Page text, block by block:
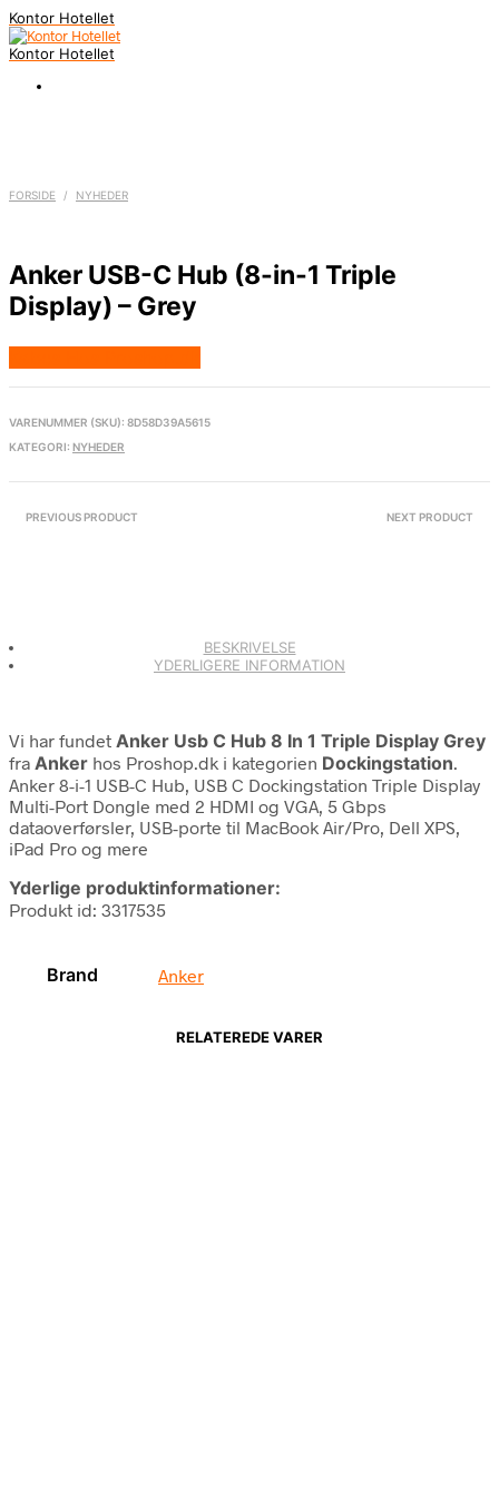
Kontor Hotellet
Kontor Hotellet
FORSIDE / NYHEDER
Anker USB-C Hub (8-in-1 Triple
Display) – Grey
VARENUMMER (SKU): 8D58D39A5615
KATEGORI: NYHEDER
PREVIOUS PRODUCT NEXT PRODUCT
BESKRIVELSE
YDERLIGERE INFORMATION
Vi har fundet Anker Usb C Hub 8 In 1 Triple Display Grey
fra Anker hos Proshop.dk i kategorien Dockingstation.
Anker 8-i-1 USB-C Hub, USB C Dockingstation Triple Display
Multi-Port Dongle med 2 HDMI og VGA, 5 Gbps
dataoverførsler, USB-porte til MacBook Air/Pro, Dell XPS,
iPad Pro og mere
Yderlige produktinformationer:
Produkt id: 3317535
Brand Anker
RELATEREDE VARER